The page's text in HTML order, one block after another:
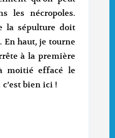
les nécropoles.
la sépulture doit
En haut, je tourne
à la première
moitié effacé le
bien ici !